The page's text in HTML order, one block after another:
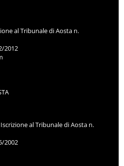
al Tribunale di Aosta n.
2012
al Tribunale di Aosta n.
2002